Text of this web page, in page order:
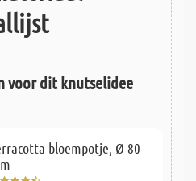
voor dit knutselidee
bloempotje, Ø 80